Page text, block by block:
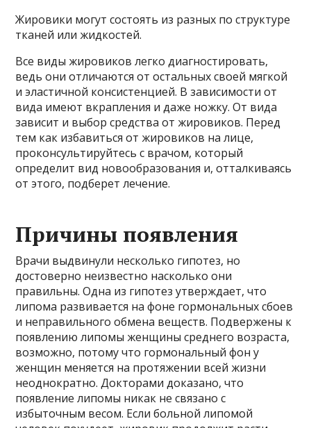
Жировики могут состоять из разных по структуре
тканей или жидкостей.
Все виды жировиков легко диагностировать,
ведь они отличаются от остальных своей мягкой
и эластичной консистенцией. В зависимости от
вида имеют вкрапления и даже ножку. От вида
зависит и выбор средства от жировиков. Перед
тем как избавиться от жировиков на лице,
проконсультируйтесь с врачом, который
определит вид новообразования и, отталкиваясь
от этого, подберет лечение.
Причины появления
Врачи выдвинули несколько гипотез, но
достоверно неизвестно насколько они
правильны. Одна из гипотез утверждает, что
липома развивается на фоне гормональных сбоев
и неправильного обмена веществ. Подвержены к
появлению липомы женщины среднего возраста,
возможно, потому что гормональный фон у
женщин меняется на протяжении всей жизни
неоднократно. Докторами доказано, что
появление липомы никак не связано с
избыточным весом. Если больной липомой